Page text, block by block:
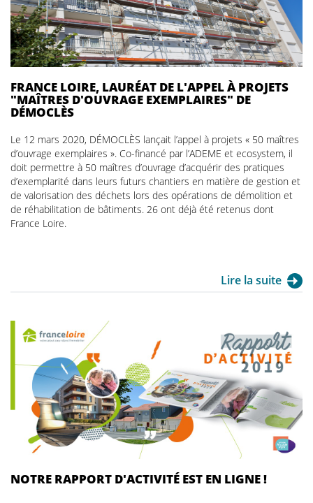
FRANCE LOIRE, LAURÉAT DE L'APPEL À PROJETS
"MAÎTRES D'OUVRAGE EXEMPLAIRES" DE
DÉMOCLÈS
Le 12 mars 2020, DÉMOCLÈS lançait l’appel à projets « 50 maîtres
d’ouvrage exemplaires ». Co-financé par l’ADEME et ecosystem, il
doit permettre à 50 maîtres d’ouvrage d’acquérir des pratiques
d’exemplarité dans leurs futurs chantiers en matière de gestion et
de valorisation des déchets lors des opérations de démolition et
de réhabilitation de bâtiments. 26 ont déjà été retenus dont
France Loire.
Lire la suite
NOTRE RAPPORT D'ACTIVITÉ EST EN LIGNE !